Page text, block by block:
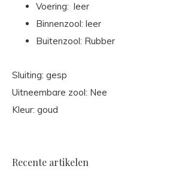
Voering: leer
Binnenzool: leer
Buitenzool: Rubber
Sluiting: gesp
Uitneembare zool: Nee
Kleur: goud
Recente artikelen